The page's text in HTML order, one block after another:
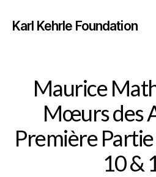
Karl Kehrle Foundation
Maurice
Mœurs des
Première
10 &